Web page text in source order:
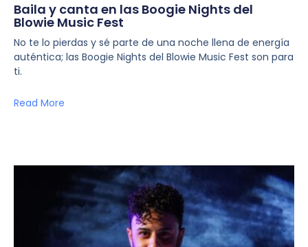
Baila y canta en las Boogie Nights del
Blowie Music Fest
No te lo pierdas y sé parte de una noche llena de energía
auténtica; las Boogie Nights del Blowie Music Fest son para
ti.
Read More